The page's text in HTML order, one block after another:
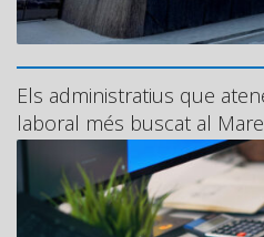
Els administratius que
laboral més buscat al